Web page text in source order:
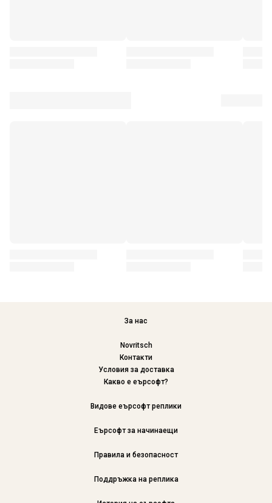
За нас
Novritsch
Контакти
Условия за доставка
Какво е еърсофт?
Видове еърсофт реплики
Еърсофт за начинаещи
Правила и безопасност
Поддръжка на реплика